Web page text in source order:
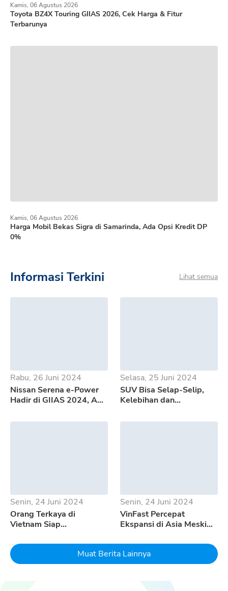
Toyota BZ4X Touring GIIAS 2026, Cek Harga & Fitur
Terbarunya
Kamis, 06 Agustus 2026
Harga Mobil Bekas Sigra di Samarinda, Ada Opsi Kredit DP
0%
Kamis, 06 Agustus 2026
Informasi Terkini Lihat semua
Rabu, 26 Juni 2024
Nissan Serena e-Power
Hadir di GIIAS 2024, Apa
Selasa, 25 Juni 2024
SUV Bisa Selap-Selip,
Kelebihan dan
500
Senin, 24 Juni 2024
Orang Terkaya di
Vietnam Siap
Uangnya Untuk EV
Dream
Senin, 24 Juni 2024
VinFast Percepat
Ekspansi di Asia Meski
Melambat
Muat Berita Lainnya